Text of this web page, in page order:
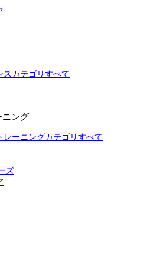
スカテゴリすべて
ニング
レーニングカテゴリすべて
ズ